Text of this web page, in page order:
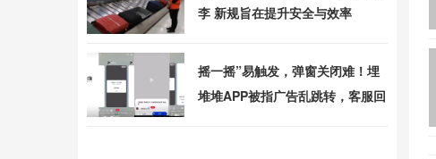
李 新规旨在提升安全与效率
摇一摇”易触发，弹窗关闭难！埋
堆堆APP被指广告乱跳转，客服回